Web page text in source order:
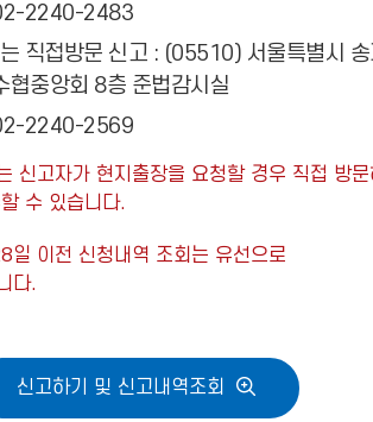
2240-2483
직접방문 신고 : (05510) 서울특별시
협중앙회 8층 준법감시실
2240-2569
신고자가 현지출장을 요청할 경우 직접 방
수 있습니다.
이전 신청내역 조회는 유선으로
다.
신고하기 및 신고내역조회